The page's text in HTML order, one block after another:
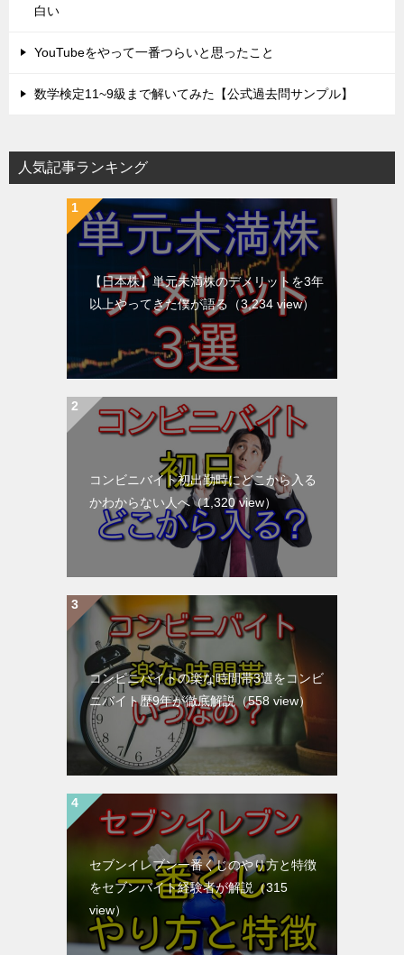
白い
YouTubeをやって一番つらいと思ったこと
数学検定11~9級まで解いてみた【公式過去問サンプル】
人気記事ランキング
【日本株】単元未満株のデメリットを3年
以上やってきた僕が語る （3,234 view）
コンビニバイト初出勤時にどこから入る
かわからない人へ（1,320 view）
コンビニバイトの楽な時間帯3選をコンビ
ニバイト歴9年が徹底解説 （558 view）
セブンイレブン一番くじのやり方と特徴
をセブンバイト経験者が解説 （315
view）